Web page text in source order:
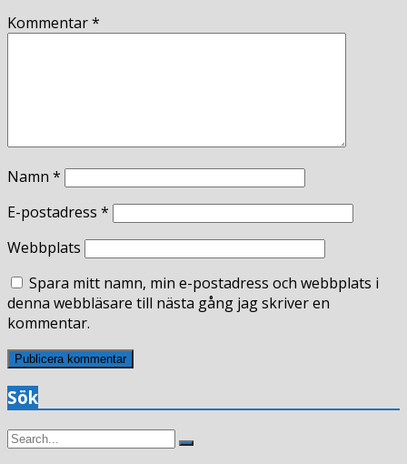
Kommentar*
Namn *
E-postadress *
Webbplats
Spara mitt namn, min e-postadress och webbplats i
denna webbläsare till nästa gång jag skriver en
kommentar.
Sök
Search
Search